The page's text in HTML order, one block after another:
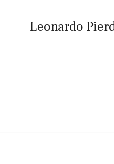
Leonardo